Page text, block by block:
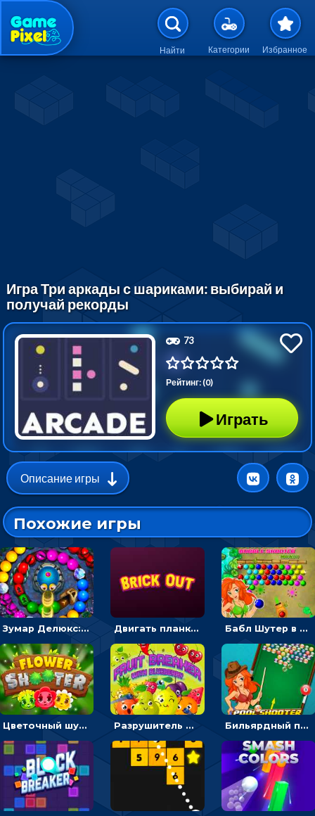
Перейти к основному
Найти Категории Избранное
Игра Три аркады с шариками: выбирай и
получай рекорды
73
Рейтинг: (0)
Играть
Описание игры
Похожие игры
Зумар Делюкс: бросай шарики с черепашкой, чтобы остановить очередь Двигать планку и бить шариком по цветным блокам - гиперказуальная Бабл Шутер в джунглях: стрелять шариками по цветным целям
Цветочный шутер: стрелять пчелками по цветам Разрушитель фруктов: стрелять ягодами по ананасам Бильярдный пул: стрелять шариками, чтобы взрывать одинаковые